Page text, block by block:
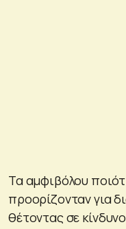
Τα αμφιβόλου
προορίζονταν για
θέτοντας σε